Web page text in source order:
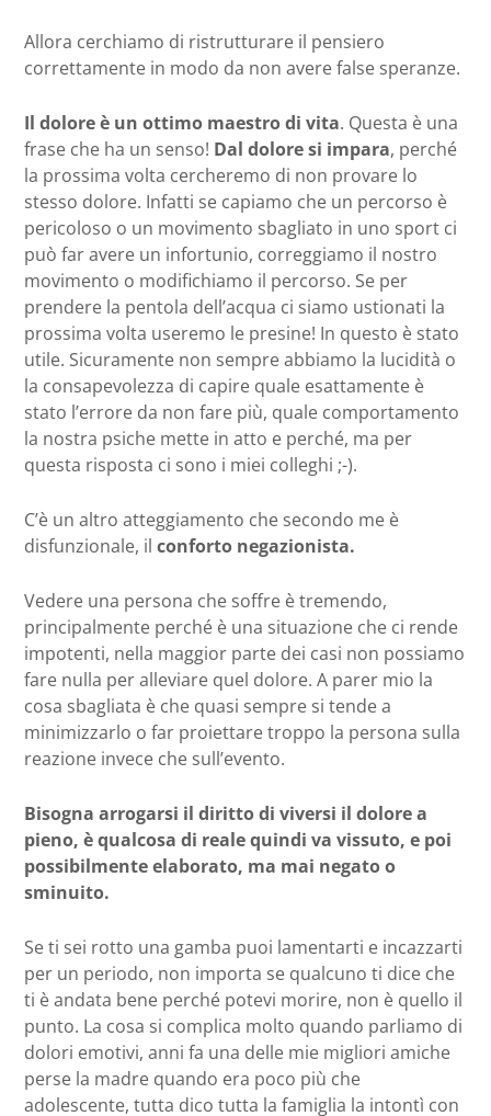
Allora cerchiamo di ristrutturare il pensiero
correttamente in modo da non avere false speranze.
Il dolore è un ottimo maestro di vita. Questa è una
frase che ha un senso! Dal dolore si impara, perché
la prossima volta cercheremo di non provare lo
stesso dolore. Infatti se capiamo che un percorso è
pericoloso o un movimento sbagliato in uno sport ci
può far avere un infortunio, correggiamo il nostro
movimento o modifichiamo il percorso. Se per
prendere la pentola dell’acqua ci siamo ustionati la
prossima volta useremo le presine! In questo è stato
utile. Sicuramente non sempre abbiamo la lucidità o
la consapevolezza di capire quale esattamente è
stato l’errore da non fare più, quale comportamento
la nostra psiche mette in atto e perché, ma per
questa risposta ci sono i miei colleghi ;-).
C’è un altro atteggiamento che secondo me è
disfunzionale, il conforto negazionista.
Vedere una persona che soffre è tremendo,
principalmente perché è una situazione che ci rende
impotenti, nella maggior parte dei casi non possiamo
fare nulla per alleviare quel dolore. A parer mio la
cosa sbagliata è che quasi sempre si tende a
minimizzarlo o far proiettare troppo la persona sulla
reazione invece che sull’evento.
Bisogna arrogarsi il diritto di viversi il dolore a
pieno, è qualcosa di reale quindi va vissuto, e poi
possibilmente elaborato, ma mai negato o
sminuito.
Se ti sei rotto una gamba puoi lamentarti e incazzarti
per un periodo, non importa se qualcuno ti dice che
ti è andata bene perché potevi morire, non è quello il
punto. La cosa si complica molto quando parliamo di
dolori emotivi, anni fa una delle mie migliori amiche
perse la madre quando era poco più che
adolescente, tutta dico tutta la famiglia la intontì con